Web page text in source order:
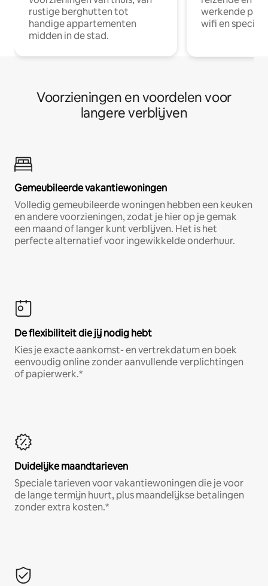
rustige berghutten tot
handige appartementen
midden in de stad.
werkende
wifi en
Voorzieningen en voordelen voor
langere verblijven
Gemeubileerde vakantiewoningen
Volledig gemeubileerde woningen hebben een keuken
en andere voorzieningen, zodat je hier op je gemak
een maand of langer kunt verblijven. Het is het
perfecte alternatief voor ingewikkelde onderhuur.
De flexibiliteit die jij nodig hebt
Kies je exacte aankomst- en vertrekdatum en boek
eenvoudig online zonder aanvullende verplichtingen
of papierwerk.*
Duidelijke maandtarieven
Speciale tarieven voor vakantiewoningen die je voor
de lange termijn huurt, plus maandelijkse betalingen
zonder extra kosten.*